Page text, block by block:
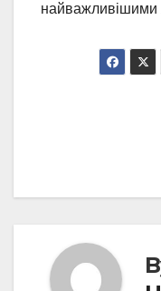
найважливішими